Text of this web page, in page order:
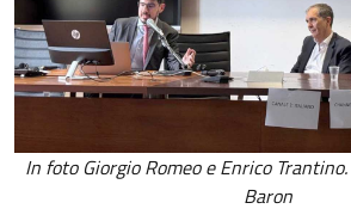
In foto Giorgio Romeo e Enrico
Baron